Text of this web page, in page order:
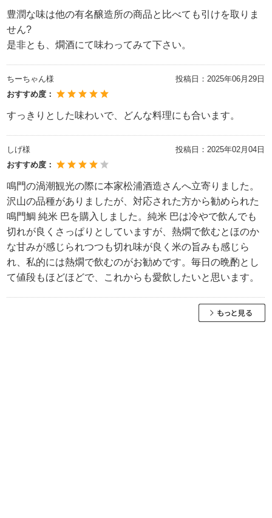
豊潤な味は他の有名醸造所の商品と比べても引けを取りま
せん?
是非とも、燗酒にて味わってみて下さい。
ちーちゃん様 投稿日： 2025年06月29日
おすすめ度：
すっきりとした味わいで、どんな料理にも合います。
しげ様 投稿日： 2025年02月04日
おすすめ度：
鳴門の渦潮観光の際に本家松浦酒造さんへ立寄りました。
沢山の品種がありましたが、対応された方から勧められた
鳴門鯛 純米 巴を購入しました。純米 巴は冷やで飲んでも
切れが良くさっぱりとしていますが、熱燗で飲むとほのか
な甘みが感じられつつも切れ味が良く米の旨みも感じら
れ、私的には熱燗で飲むのがお勧めです。毎日の晩酌とし
て値段もほどほどで、これからも愛飲したいと思います。